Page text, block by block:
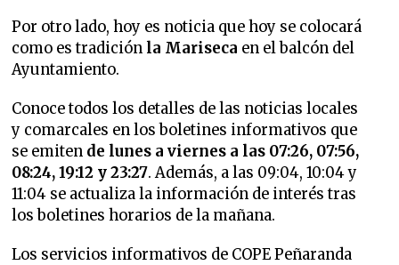
Por otro lado, hoy es noticia que hoy se colocará
como es tradición la Mariseca en el balcón del
Ayuntamiento.
Conoce todos los detalles de las noticias locales
y comarcales en los boletines informativos que
se emiten de lunes a viernes a las 07:26, 07:56,
08:24, 19:12 y 23:27. Además, a las 09:04, 10:04 y
11:04 se actualiza la información de interés tras
los boletines horarios de la mañana.
Los servicios informativos de COPE Peñaranda